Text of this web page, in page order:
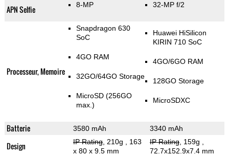
APN Selfie 8-MP 32-MP f/2
Processeur, Memoire
Snapdragon 630
SoC
4GO RAM
32GO/64GO Storage
MicroSD (256GO
max.)
Huawei HiSilicon
KIRIN 710 SoC
4GO/6GO RAM
128GO Storage
MicroSDXC
Batterie 3580 mAh 3340 mAh
Design IP Rating, 210g
, 163
x 80 x 9.5 mm
IP Rating, 159g
72.7x152.9x7.4 mm